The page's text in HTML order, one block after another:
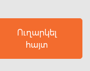
Ուղարկել
հայտ